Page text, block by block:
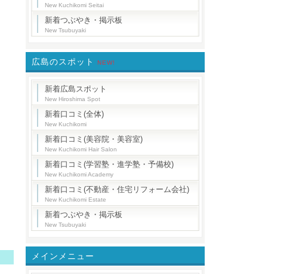
New Kuchikomi Seitai
新着つぶやき・掲示板
New Tsubuyaki
広島のスポット NEW!
新着広島スポット
New Hiroshima Spot
新着口コミ(全体)
New Kuchikomi
新着口コミ(美容院・美容室)
New Kuchikomi Hair Salon
新着口コミ(学習塾・進学塾・予備校)
New Kuchikomi Academy
新着口コミ(不動産・住宅リフォーム会社)
New Kuchikomi Estate
新着つぶやき・掲示板
New Tsubuyaki
メインメニュー